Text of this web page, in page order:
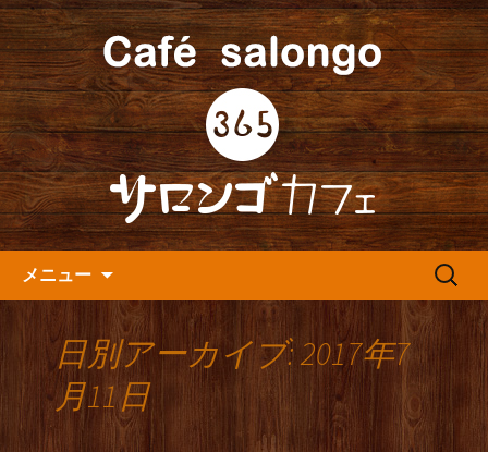
人形町の『365(サロンゴ)カフ
ェ』よりお知らせ
人形町の音楽カフェ『365カフェ』より
最新情報をお届けします。
メニュー
検
日別アーカイブ: 2017年7
月11日